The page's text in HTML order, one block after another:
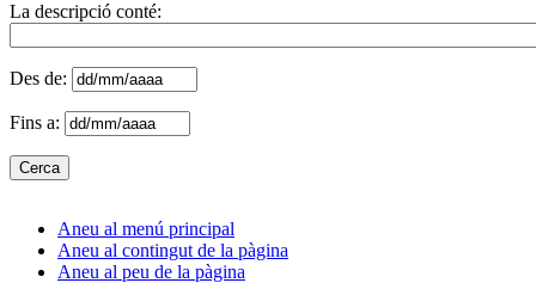
La descripció conté:
Des de:
Fins a:
Aneu al menú principal
Aneu al contingut de la pàgina
Aneu al peu de la pàgina